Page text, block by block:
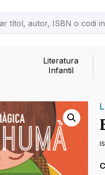
Literatura
Infantil